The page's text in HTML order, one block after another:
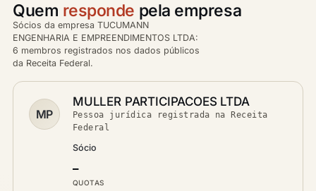
Quem responde pela empresa
Sócios da empresa TUCUMANN
ENGENHARIA E EMPREENDIMENTOS LTDA:
6 membros registrados nos dados públicos
da Receita Federal.
MP
MULLER PARTICIPACOES LTDA
Pessoa jurídica registrada na Receita
Federal
Sócio
—
QUOTAS